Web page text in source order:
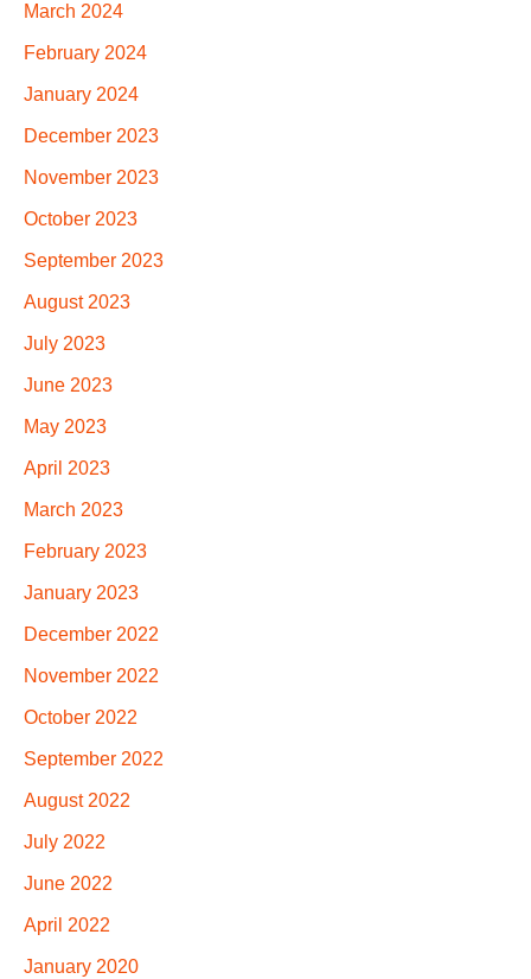
March 2024
February 2024
January 2024
December 2023
November 2023
October 2023
September 2023
August 2023
July 2023
June 2023
May 2023
April 2023
March 2023
February 2023
January 2023
December 2022
November 2022
October 2022
September 2022
August 2022
July 2022
June 2022
April 2022
January 2020